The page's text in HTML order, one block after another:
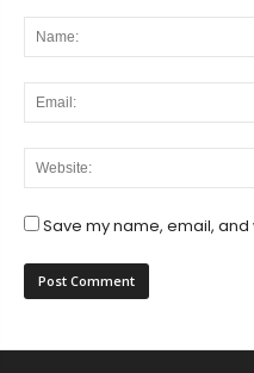
Save my name, email,